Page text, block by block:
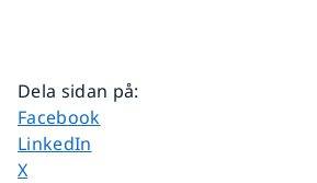
Dela sidan på:
Dela sidan på
Facebook
Dela sidan på
LinkedIn
Dela sidan på
X